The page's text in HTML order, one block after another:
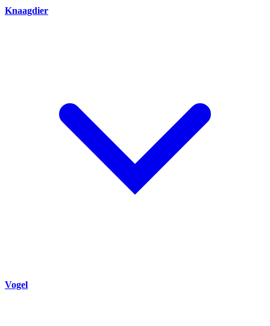
Knaagdier
Vogel